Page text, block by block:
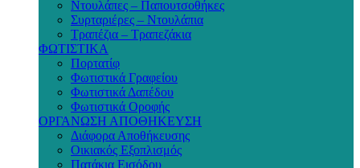
Ντουλάπες – Παπουτσοθήκες
Συρταριέρες – Ντουλάπια
Τραπέζια – Τραπεζάκια
ΦΩΤΙΣΤΙΚΑ
Πορτατίφ
Φωτιστικά Γραφείου
Φωτιστικά Δαπέδου
Φωτιστικά Οροφής
ΟΡΓΑΝΩΣΗ ΑΠΟΘΗΚΕΥΣΗ
Διάφορα Αποθήκευσης
Οικιακός Εξοπλισμός
Πατάκια Εισόδου